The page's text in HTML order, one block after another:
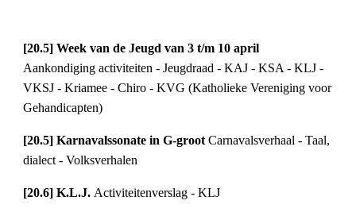
Aankondiging activiteiten - Jeugdraad - KAJ - KSA - KLJ -
VKSJ - Kriamee - Chiro - KVG (Katholieke Vereniging voor
Gehandicapten)
[20.5] Karnavalssonate in G-groot Carnavalsverhaal - Taal,
dialect - Volksverhalen
[20.6] K.L.J. Activiteitenverslag - KLJ